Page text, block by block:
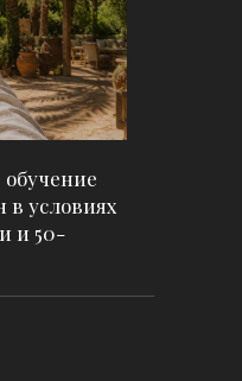
в условиях
и 50-